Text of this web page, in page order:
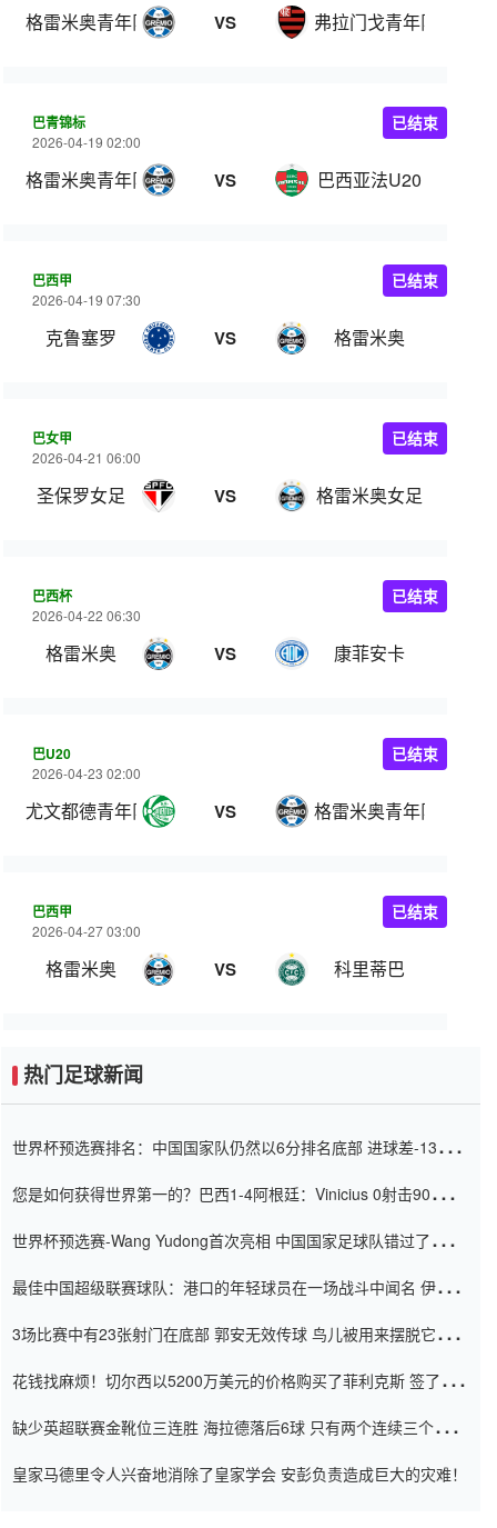
格雷米奥青年队 VS 弗拉门戈青年队
巴青锦标
2026-04-19 02:00
格雷米奥青年队 VS 巴西亚法U20
已结束
巴西甲
2026-04-19 07:30
克鲁塞罗 VS 格雷米奥
已结束
巴女甲
2026-04-21 06:00
圣保罗女足 VS 格雷米奥女足
已结束
巴西杯
2026-04-22 06:30
格雷米奥 VS 康菲安卡
已结束
巴U20
2026-04-23 02:00
尤文都德青年队 VS 格雷米奥青年队
已结束
巴西甲
2026-04-27 03:00
格雷米奥 VS 科里蒂巴
已结束
热门足球新闻
世界杯预选赛排名：中国国家队仍然以6分排名底部 进球差-13令人
您是如何获得世界第一的？巴西1-4阿根廷：Vinicius 0射击90分钟
世界杯预选赛-Wang Yudong首次亮相 中国国家足球队错过了世界
最佳中国超级联赛球队：港口的年轻球员在一场战斗中闻名 伊万放
3场比赛中有23张射门在底部 郭安无效传球 鸟儿被用来摆脱它
花钱找麻烦！切尔西以5200万美元的价格购买了菲利克斯 签了7年
缺少英超联赛金靴位三连胜 海拉德落后6球 只有两个连续三个连续
皇家马德里令人兴奋地消除了皇家学会 安彭负责造成巨大的灾难！